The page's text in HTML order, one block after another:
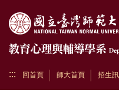
::: 回首頁 師大首頁 招生